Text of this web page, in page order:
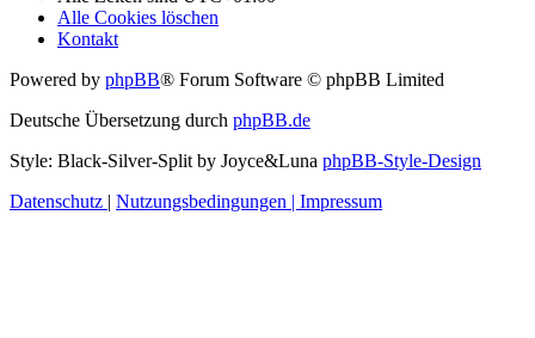
Alle Cookies löschen
Kontakt
Powered by phpBB® Forum Software © phpBB Limited
Deutsche Übersetzung durch phpBB.de
Style: Black-Silver-Split by Joyce&Luna phpBB-Style-Design
Datenschutz | Nutzungsbedingungen | Impressum